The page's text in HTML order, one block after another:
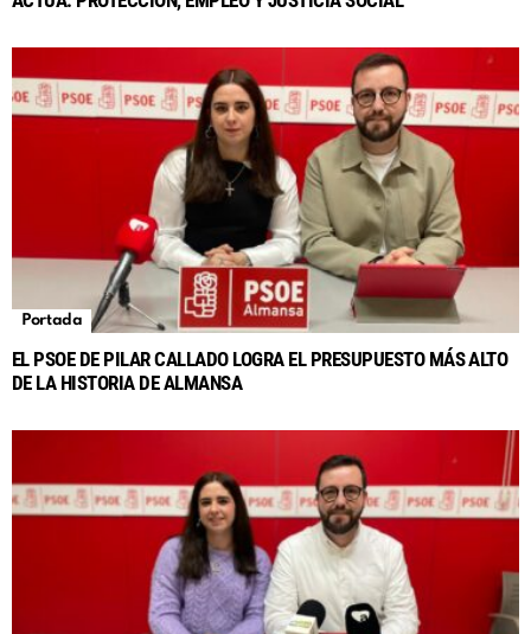
Portada
EL PSOE DE PILAR CALLADO LOGRA EL PRESUPUESTO MÁS ALTO
DE LA HISTORIA DE ALMANSA